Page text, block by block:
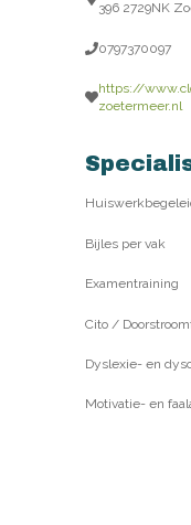
396 2729NK
0797370097
https://
zoetermeer.nl
Bijles per vak
Examentraining
Cito /
Dyslexie- en
Motivatie- en